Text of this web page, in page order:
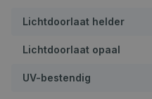
Lichtdoorlaat helder
Lichtdoorlaat opaal
UV-bestendig